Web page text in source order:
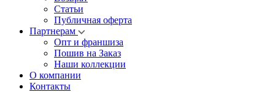
Статьи
Публичная оферта
Партнерам
Опт и франшиза
Пошив на Заказ
Наши коллекции
О компании
Контакты